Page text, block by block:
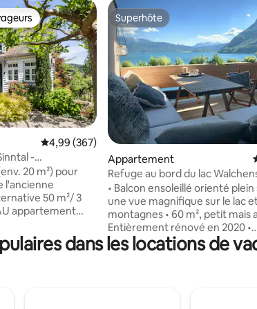
commentaires : 4,92 sur 5
les plus appréciés
Évaluation moyenne sur la base de 367
4,99 (367)
-
20 m²) pour
l'ancienne
appartement
par le sol, matelas
détails soignés,
Superhôte
Superhôte
Appartement
Refuge au bord du lac
vue imprenable sur le lac
• Balcon ensoleillé orienté
une vue magnifique sur le lac
montagnes • 60 m², petit mais
Entièrement rénové en 2020 •
Aménagement de haute
beau • Possibilité de couchage
sauna dans la maison (le sauna
dans les locations de